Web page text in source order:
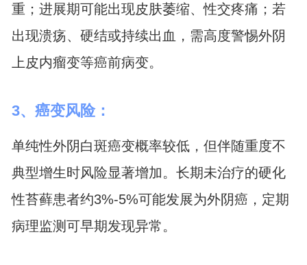
重；进展期可能出现皮肤萎缩、性交疼痛；若
出现溃疡、硬结或持续出血，需高度警惕外阴
上皮内瘤变等癌前病变。
3、癌变风险：
单纯性外阴白斑癌变概率较低，但伴随重度不
典型增生时风险显著增加。长期未治疗的硬化
性苔藓患者约3%-5%可能发展为外阴癌，定期
病理监测可早期发现异常。